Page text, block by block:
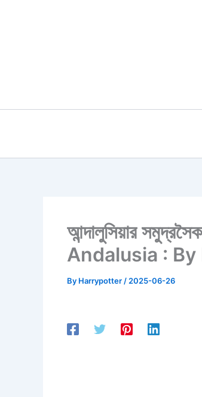
আন্দালুসিয়ার
Andalusia :
By Harrypotter / 2025-06-26